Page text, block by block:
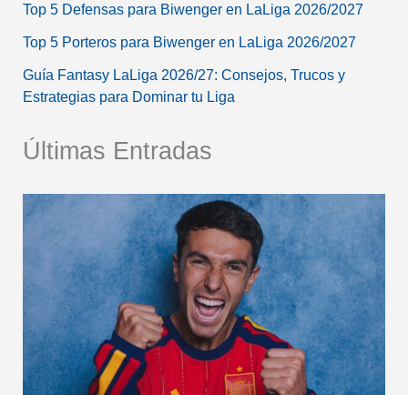
Top 5 Defensas para Biwenger en LaLiga 2026/2027
Top 5 Porteros para Biwenger en LaLiga 2026/2027
Guía Fantasy LaLiga 2026/27: Consejos, Trucos y
Estrategias para Dominar tu Liga
Últimas Entradas